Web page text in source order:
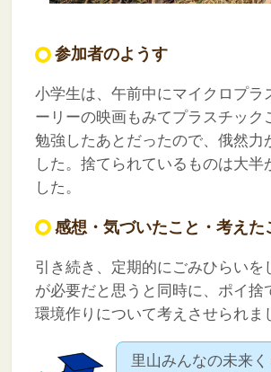
参加者のようす
小学生は、午前中にマイクロプラ
ーリーの映画もみてプラスチック
勉強したあとだったので、俄然力
した。捨てられているものは大半
した。
感想・気づいたこと・考えた
引き続き、定期的にごみひらいを
が必要だと思うと同時に、ポイ捨
環境作りについて考えさせられま
里山みんなの未来